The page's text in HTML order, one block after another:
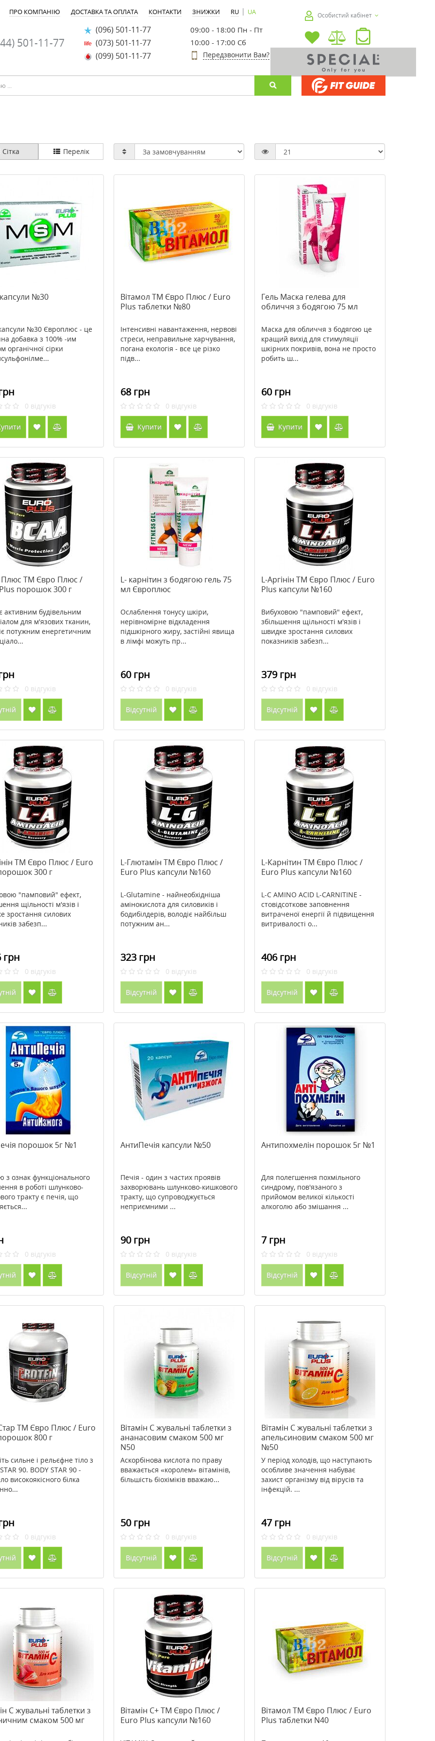
ПРО КОМПАНІЮ ДОСТАВКА ТА ОПЛАТА КОНТАКТИ ЗНИЖКИ RU | UA
501-11-77
(096) 501-11-77
(073) 501-11-77
(099) 501-11-77
09:00 - 18:00 Пн - Пт
10:00 - 17:00 Сб
Передзвонити Вам?
Особистий кабінет
Acid (Ліпоєва
>Зволожуюча сироватка Doctor
Купити
>Антивікова нічна маска для
Купити
Сітка Перелік
№30
№30 Європлюс - це
добавка з 100% -им
органічної сірки
0 відгуків
Вітамол ТМ Євро Плюс / Euro
Plus таблетки №80
Інтенсивні навантаження, нервові
стреси, неправильне харчування,
погана екологія - все це різко
підв...
68 грн
0 відгуків
Купити
Гель Маска гелева для
обличчя з бодягою 75 мл
Маска для обличчя з бодягою це
кращий вихід для стимуляції
шкірних покривів, вона не просто
робить ш...
60 грн
0 відгуків
Купити
Плюс ТМ Євро Плюс /
порошок 300 г
активним будівельним
для м'язових тканин,
потужним енергетичним
0 відгуків
L- карнітин з бодягою гель 75
мл Європлюс
Ослаблення тонусу шкіри,
нерівномірне відкладення
підшкірного жиру, застійні явища
в лімфі можуть пр...
60 грн
0 відгуків
Відсутній
L-Аргінін ТМ Євро Плюс / Euro
Plus капсули №160
Вибуховою "памповий" ефект,
збільшення щільності м'язів і
швидке зростання силових
показників забезп...
379 грн
0 відгуків
Відсутній
ТМ Євро Плюс / Euro
300 г
"памповий" ефект,
щільності м'язів і
зростання силових
забезп...
грн
0 відгуків
L-Глютамін ТМ Євро Плюс /
Euro Plus капсули №160
L-Glutamine - найнеобхідніша
амінокислота для силовиків і
бодибілдерів, володіє найбільш
потужним ан...
323 грн
0 відгуків
Відсутній
L-Карнітин ТМ Євро Плюс /
Euro Plus капсули №160
L-C AMINO ACID L-CARNITINE -
стовідсоткове заповнення
витраченої енергії й підвищення
витривалості о...
406 грн
0 відгуків
Відсутній
порошок 5г №1
з ознак функціонального
в роботі шлунково-
тракту є печія, що
0 відгуків
АнтиПечія капсули №50
Печія - один з частих проявів
захворювань шлунково-кишкового
тракту, що супроводжується
неприємними ...
90 грн
0 відгуків
Відсутній
Антипохмелін порошок 5г №1
Для полегшення похмільного
синдрому, пов'язаного з
прийомом великої кількості
алкоголю або змішання ...
7 грн
0 відгуків
Відсутній
ТМ Євро Плюс / Euro
800 г
сильне і рельєфне тіло з
90. BODY STAR 90 -
високоякісного білка
0 відгуків
Вітамін С жувальні таблетки з
ананасовим смаком 500 мг
N50
Аскорбінова кислота по праву
вважається «королем» вітамінів,
більшість біохіміків вважаю...
50 грн
0 відгуків
Відсутній
Вітамін С жувальні таблетки з
апельсиновим смаком 500 мг
№50
У період холодів, що наступають
особливе значення набуває
захист організму від вірусів та
інфекцій. ...
47 грн
0 відгуків
Відсутній
С жувальні таблетки з
смаком 500 мг
Вітамін С+ ТМ Євро Плюс /
Euro Plus капсули №160
Вітамол ТМ Євро Плюс / Euro
Plus таблетки N40